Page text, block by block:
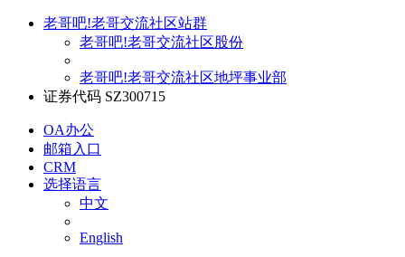
老哥吧!老哥交流社区站群
老哥吧!老哥交流社区股份
老哥吧!老哥交流社区地坪事业部
证券代码 SZ300715
OA办公
邮箱入口
CRM
选择语言
中文
English